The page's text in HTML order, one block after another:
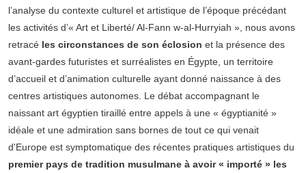
l’analyse du contexte culturel et artistique de l’époque précédant
les activités d’« Art et Liberté/ Al-Fann w-al-Hurryiah », nous avons
retracé les circonstances de son éclosion et la présence des
avant-gardes futuristes et surréalistes en Égypte, un territoire
d’accueil et d’animation culturelle ayant donné naissance à des
centres artistiques autonomes. Le débat accompagnant le
naissant art égyptien tiraillé entre appels à une « égyptianité »
idéale et une admiration sans bornes de tout ce qui venait
d'Europe est symptomatique des récentes pratiques artistiques du
premier pays de tradition musulmane à avoir « importé » les